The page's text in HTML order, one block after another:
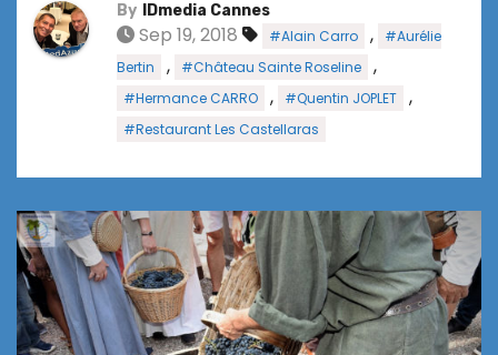
By IDmedia Cannes
Sep 19, 2018 #Alain Carro ,
#Aurélie
Bertin
, #Château Sainte Roseline ,
#Hermance CARRO , #Quentin JOPLET ,
#Restaurant Les Castellaras